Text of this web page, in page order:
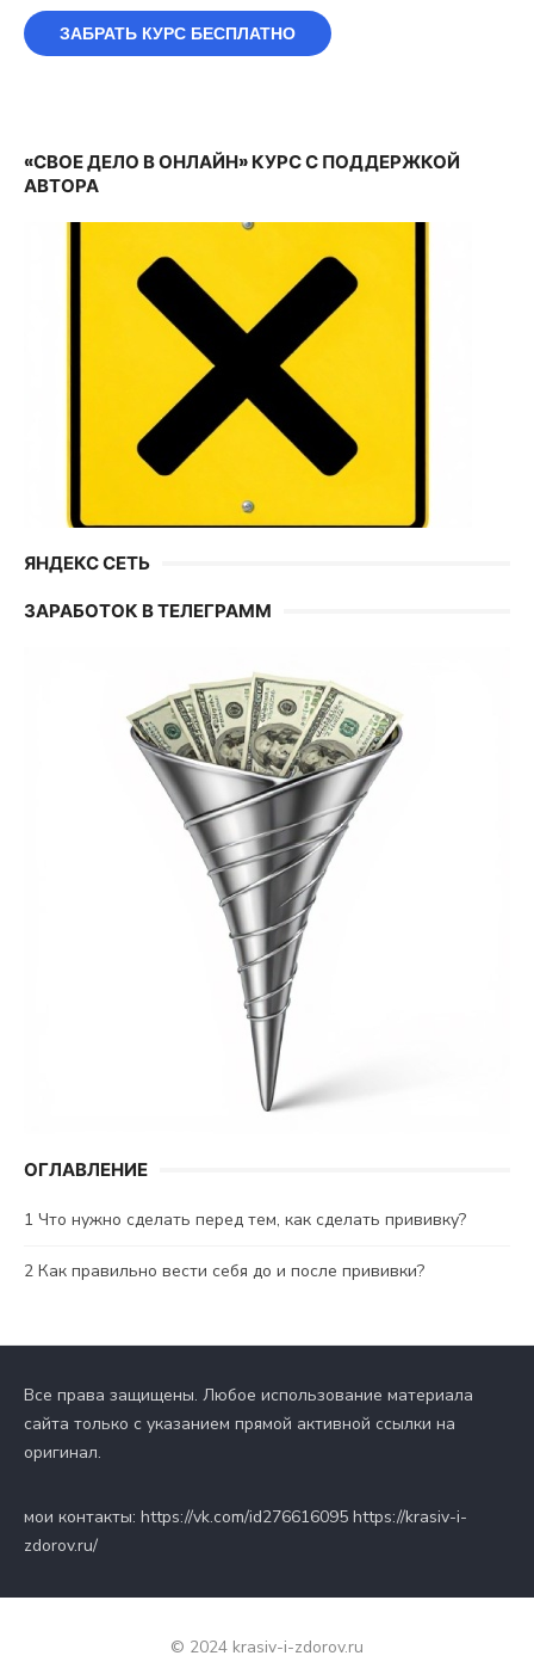
ЗАБРАТЬ КУРС БЕСПЛАТНО
«СВОЕ ДЕЛО В ОНЛАЙН» КУРС С ПОДДЕРЖКОЙ
АВТОРА
ЯНДЕКС СЕТЬ
ЗАРАБОТОК В ТЕЛЕГРАММ
ОГЛАВЛЕНИЕ
1 Что нужно сделать перед тем, как сделать прививку?
2 Как правильно вести себя до и после прививки?
Все права защищены. Любое использование материала
сайта только с указанием прямой активной ссылки на
оригинал.
мои контакты: https://vk.com/id276616095 https://krasiv-i-
zdorov.ru/
© 2024 krasiv-i-zdorov.ru